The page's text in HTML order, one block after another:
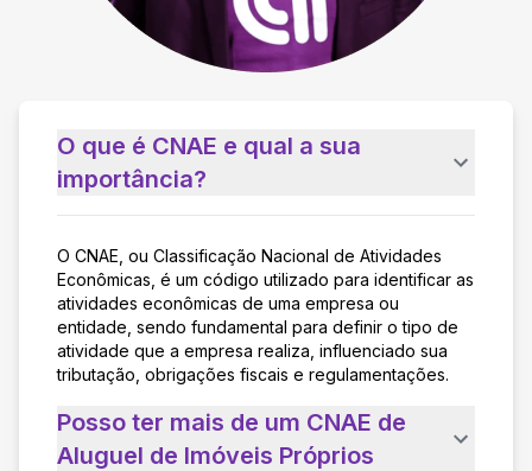
O que é CNAE e qual a sua
importância?
O CNAE, ou Classificação Nacional de Atividades
Econômicas, é um código utilizado para identificar as
atividades econômicas de uma empresa ou
entidade, sendo fundamental para definir o tipo de
atividade que a empresa realiza, influenciado sua
tributação, obrigações fiscais e regulamentações.
Posso ter mais de um CNAE de
Aluguel de Imóveis Próprios